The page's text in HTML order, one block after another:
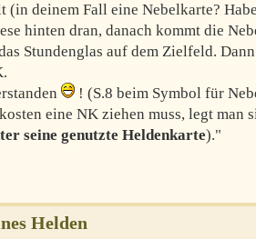
(in deinem Fall eine Nebelkarte?
hinten dran, danach kommt die
Stundenglas auf dem Zielfeld.
! (S.8 beim Symbol für
eine NK ziehen muss, legt man
seine genutzte Heldenkarte)."
Helden